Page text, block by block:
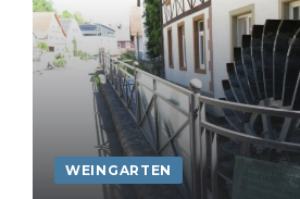
WEINGARTEN